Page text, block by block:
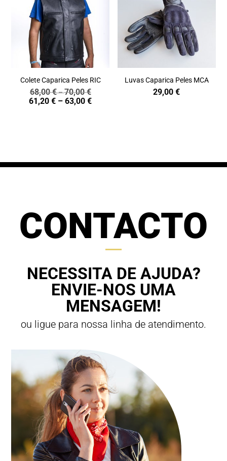
Colete Caparica Peles RIC
68,00€–70,00€Price
range:
61,20€ – 63,00€Price
Luvas Caparica Peles MCA
29,00€
CONTACTO
NECESSITA DE AJUDA?
ENVIE-NOS UMA
MENSAGEM!
ou ligue para nossa linha de atendimento.